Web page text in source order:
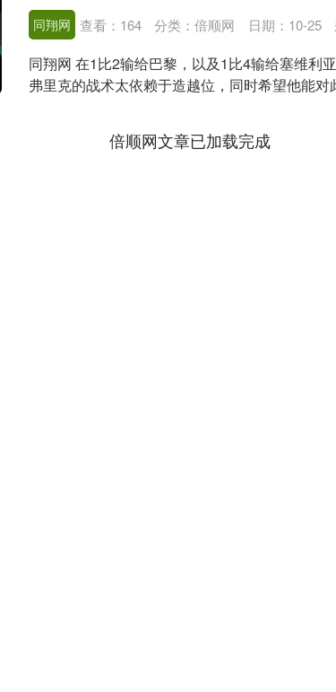
同翔网 日期：10-25
查看： 164 分类： 倍顺网
同翔网 在1比2输给巴黎，以及1比4输给塞维利
弗里克的战术太依赖于造越位，同时希望他能
倍顺网文章已加载完成